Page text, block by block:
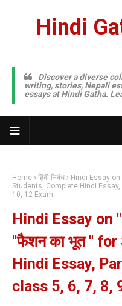
Hindi
Discover a diverse
writing, stories, Nepali
essays at Hindi Gatha.
Home हिंदी निबंध
Hindi Essay
Students, Complete Hindi
10, 12 Exam.
Hindi Essay on
"फैशन का भूत "
Hindi Essay,
class 5, 6, 7, 8,